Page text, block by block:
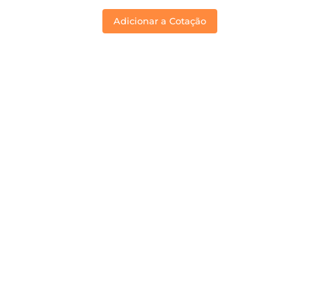
Adicionar a Cotação